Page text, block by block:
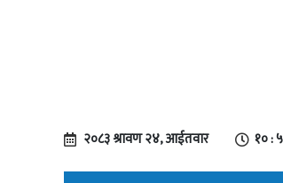
२०८३ श्रावण २४, आईतवार १० :